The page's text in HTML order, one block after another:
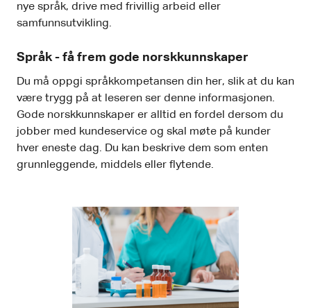
nye språk, drive med frivillig arbeid eller
samfunnsutvikling.
Språk - få frem gode norskkunnskaper
Du må oppgi språkkompetansen din her, slik at du kan
være trygg på at leseren ser denne informasjonen.
Gode norskkunnskaper er alltid en fordel dersom du
jobber med kundeservice og skal møte på kunder
hver eneste dag. Du kan beskrive dem som enten
grunnleggende, middels eller flytende.